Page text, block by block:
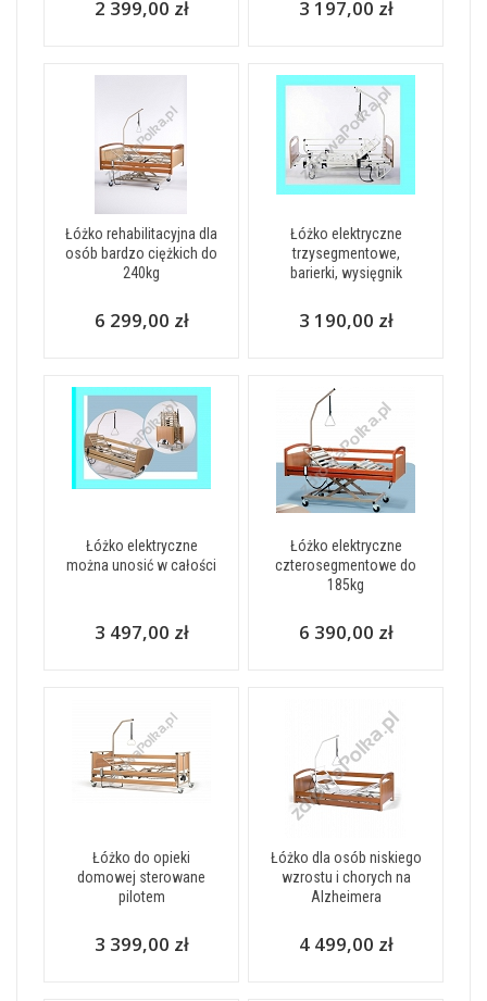
2 399,00 zł 3 197,00 zł
Łóżko rehabilitacyjna dla
osób bardzo ciężkich do
240kg
6 299,00 zł
Łóżko elektryczne
trzysegmentowe,
barierki, wysięgnik
3 190,00 zł
Łóżko elektryczne
można unosić w całości
3 497,00 zł
Łóżko elektryczne
czterosegmentowe do
185kg
6 390,00 zł
Łóżko do opieki
domowej sterowane
pilotem
3 399,00 zł
Łóżko dla osób niskiego
wzrostu i chorych na
Alzheimera
4 499,00 zł